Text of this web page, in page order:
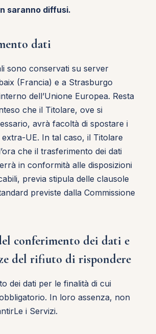
saranno diffusi.
dati
sono conservati su server
(Francia) e a Strasburgo
dell’Unione Europea. Resta
che il Titolare, ove si
avrà facoltà di spostare i
UE. In tal caso, il Titolare
che il trasferimento dei dati
in conformità alle disposizioni
previa stipula delle clausole
previste dalla Commissione
conferimento dei dati e
del rifiuto di rispondere
dei dati per le finalità di cui
In loro assenza, non
i Servizi.